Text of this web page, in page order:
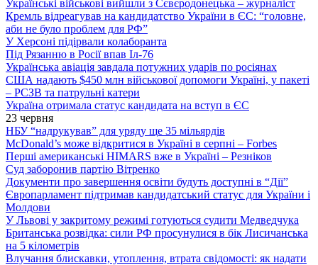
Українські військові вийшли з Сєвєродонецька – журналіст
Кремль відреагував на кандидатство України в ЄС: “головне,
аби не було проблем для РФ”
У Херсоні підірвали колаборанта
Під Рязанню в Росії впав Іл-76
Українська авіація завдала потужних ударів по росіянах
США надають $450 млн військової допомоги Україні, у пакеті
– РСЗВ та патрульні катери
Україна отримала статус кандидата на вступ в ЄС
23 червня
НБУ “надрукував” для уряду ще 35 мільярдів
McDonald’s може відкритися в Україні в серпні – Forbes
Перші американські HIMARS вже в Україні – Резніков
Суд заборонив партію Вітренко
Документи про завершення освіти будуть доступні в “Дії”
Європарламент підтримав кандидатський статус для України і
Молдови
У Львові у закритому режимі готуються судити Медведчука
Британська розвідка: сили РФ просунулися в бік Лисичанська
на 5 кілометрів
Влучання блискавки, утоплення, втрата свідомості: як надати